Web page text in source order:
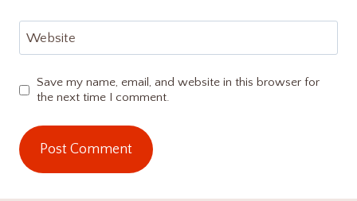
Website
Save my name, email, and website in this browser for
the next time I comment.